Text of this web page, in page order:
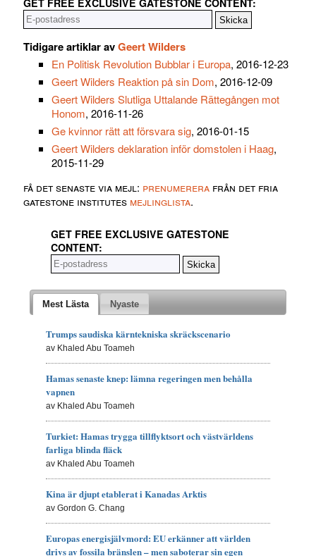
GET FREE EXCLUSIVE GATESTONE CONTENT:
Tidigare artiklar avGeert Wilders
En Politisk Revolution Bubblar i Europa, 2016-12-23
Geert Wilders Reaktion på sin Dom, 2016-12-09
Geert Wilders Slutliga Uttalande Rättegången mot
Honom, 2016-11-26
Ge kvinnor rätt att försvara sig, 2016-01-15
Geert Wilders deklaration inför domstolen i Haag,
2015-11-29
få det senaste via mejl: prenumerera från det fria
gatestone institutes mejlinglista.
GET FREE EXCLUSIVE GATESTONE
CONTENT:
Mest Lästa Nyaste
Trumps saudiska kärntekniska skräckscenario
av Khaled Abu Toameh
Hamas senaste knep: lämna regeringen men behålla
vapnen
av Khaled Abu Toameh
Turkiet: Hamas trygga tillflyktsort och västvärldens
farliga blinda fläck
av Khaled Abu Toameh
Kina är djupt etablerat i Kanadas Arktis
av Gordon G. Chang
Europas energisjälvmord: EU erkänner att världen
drivs av fossila bränslen – men saboterar sin egen